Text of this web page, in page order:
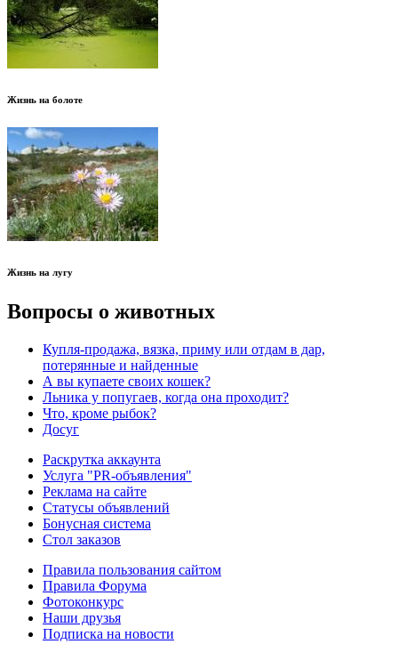
Жизнь на болоте
Жизнь на лугу
Вопросы о животных
Купля-продажа, вязка, приму или отдам в дар,
потерянные и найденные
А вы купаете своих кошек?
Льника у попугаев, когда она проходит?
Что, кроме рыбок?
Досуг
Раскрутка аккаунта
Услуга "PR-объявления"
Реклама на сайте
Статусы объявлений
Бонусная система
Стол заказов
Правила пользования сайтом
Правила Форума
Фотоконкурс
Наши друзья
Подписка на новости